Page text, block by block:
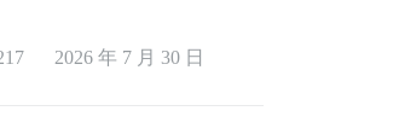
2026 年 7 月 30 日